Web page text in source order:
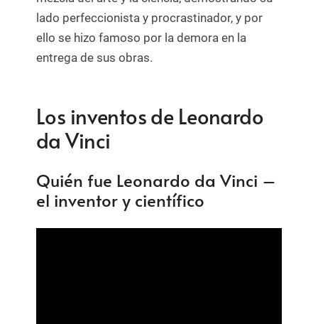
lado perfeccionista y procrastinador, y por
ello se hizo famoso por la demora en la
entrega de sus obras.
Los inventos de Leonardo
da Vinci
Quién fue Leonardo da Vinci –
el inventor y científico